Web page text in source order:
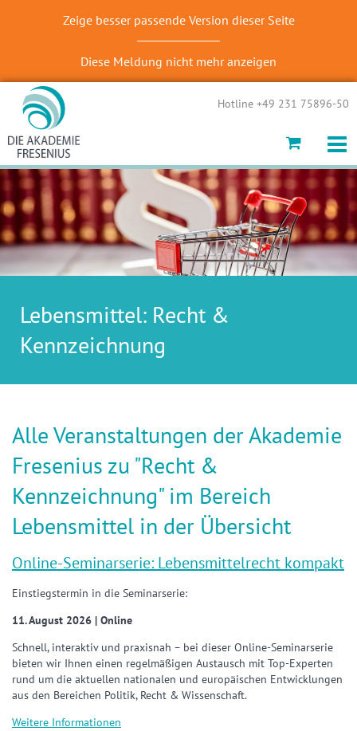
Zeige besser passende Version dieser Seite
Diese Meldung nicht mehr anzeigen
Hotline +49 231 75896-50
Lebensmittel: Recht &
Kennzeichnung
Alle Veranstaltungen der Akademie
Fresenius zu "Recht &
Kennzeichnung" im Bereich
Lebensmittel in der Übersicht
Online-Seminarserie: Lebensmittelrecht kompakt
Einstiegstermin in die Seminarserie:
11. August 2026 | Online
Schnell, interaktiv und praxisnah – bei dieser Online-Seminarserie
bieten wir Ihnen einen regelmäßigen Austausch mit Top-Experten
rund um die aktuellen nationalen und europäischen Entwicklungen
aus den Bereichen Politik, Recht & Wissenschaft.
Weitere Informationen